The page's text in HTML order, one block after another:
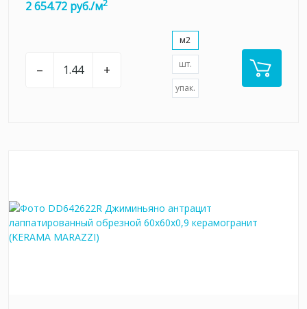
2 654.72 руб./м2
– +
м2
шт.
упак.